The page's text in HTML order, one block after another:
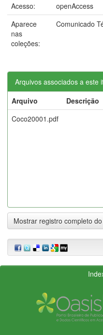
Acesso:
openAccess
Aparece
nas
coleções:
Comunicado
Arquivos associados a este
Arquivo
Descrição
Coco20001.pdf
Mostrar registro completo